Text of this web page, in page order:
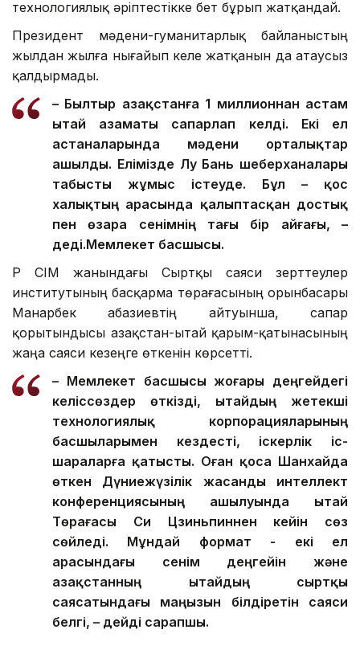
технологиялық әріптестікке бет бұрып жатқандай.
Президент мәдени-гуманитарлық байланыстың
жылдан жылға нығайып келе жатқанын да атаусыз
қалдырмады.
– Былтыр Қазақстанға 1 миллионнан астам
Қытай азаматы сапарлап келді. Екі ел
астаналарында мәдени орталықтар
ашылды. Елімізде Лу Бань шеберханалары
табысты жұмыс істеуде. Бұл – қос
халықтың арасында қалыптасқан достық
пен өзара сенімнің тағы бір айғағы, –
деді.Мемлекет басшысы.
ҚР СІМ жанындағы Сыртқы саяси зерттеулер
институтының басқарма төрағасының орынбасары
Манарбек Қабазиевтің айтуынша, сапар
қорытындысы Қазақстан-Қытай қарым-қатынасының
жаңа саяси кезеңге өткенін көрсетті.
– Мемлекет басшысы жоғары деңгейдегі
келіссөздер өткізді, Қытайдың жетекші
технологиялық корпорацияларының
басшыларымен кездесті, іскерлік іс-
шараларға қатысты. Оған қоса Шанхайда
өткен Дүниежүзілік жасанды интеллект
конференциясының ашылуында Қытай
Төрағасы Си Цзиньпиннен кейін сөз
сөйледі. Мұндай формат - екі ел
арасындағы сенім деңгейін және
Қазақстанның Қытайдың сыртқы
саясатындағы маңызын білдіретін саяси
белгі, – дейді сарапшы.